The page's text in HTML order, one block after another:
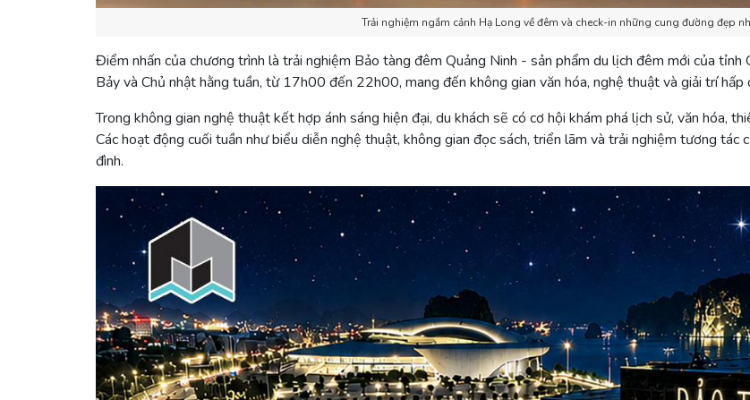
Trải nghiệm ngắm cảnh Hạ Long về đêm và check-in những cung đường đẹp
Điểm nhấn của chương trình là trải nghiệm Bảo tàng đêm Quảng Ninh - sản phẩm du lịch đêm mới của
Bảy và Chủ nhật hằng tuần, từ 17h00 đến 22h00, mang đến không gian văn hóa, nghệ thuật và giải trí hấp
Trong không gian nghệ thuật kết hợp ánh sáng hiện đại, du khách sẽ có cơ hội khám phá lịch sử, văn hóa,
Các hoạt động cuối tuần như biểu diễn nghệ thuật, không gian đọc sách, triển lãm và trải nghiệm tương
đình.